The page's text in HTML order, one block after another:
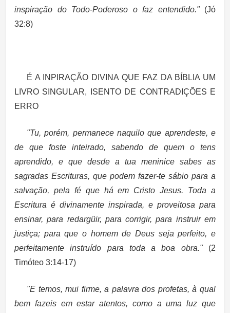
inspiração do Todo-Poderoso o faz entendido."(Jó
32:8)
É A INPIRAÇÃO DIVINA QUE FAZ DA BÍBLIA UM
LIVRO SINGULAR, ISENTO DE CONTRADIÇÕES E
ERRO
"Tu, porém, permanece naquilo que aprendeste, e
de que foste inteirado, sabendo de quem o tens
aprendido, e que desde a tua meninice sabes as
sagradas Escrituras, que podem fazer-te sábio para a
salvação, pela fé que há em Cristo Jesus. Toda a
Escritura é divinamente inspirada, e proveitosa para
ensinar, para redargüir, para corrigir, para instruir em
justiça; para que o homem de Deus seja perfeito, e
perfeitamente instruído para toda a boa obra." (2
Timóteo 3:14-17)
"E temos, mui firme, a palavra dos profetas, à qual
bem fazeis em estar atentos, como a uma luz que